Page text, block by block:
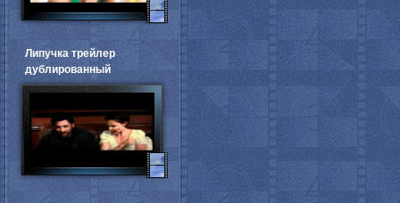
Липучка трейлер
дублированный